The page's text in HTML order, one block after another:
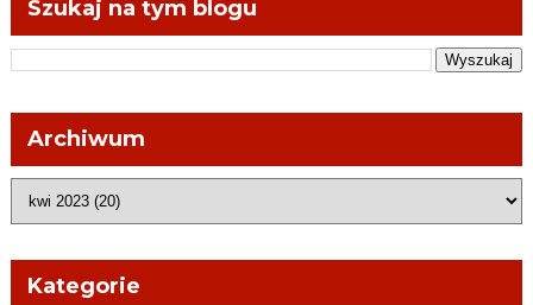
Szukaj na tym blogu
Archiwum
Kategorie